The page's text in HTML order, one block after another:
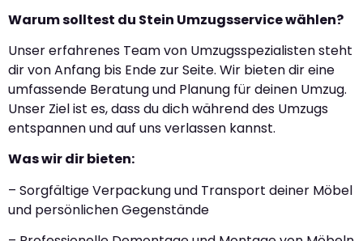
Warum solltest du Stein Umzugsservice wählen?
Unser erfahrenes Team von Umzugsspezialisten steht
dir von Anfang bis Ende zur Seite. Wir bieten dir eine
umfassende Beratung und Planung für deinen Umzug.
Unser Ziel ist es, dass du dich während des Umzugs
entspannen und auf uns verlassen kannst.
Was wir dir bieten:
– Sorgfältige Verpackung und Transport deiner Möbel
und persönlichen Gegenstände